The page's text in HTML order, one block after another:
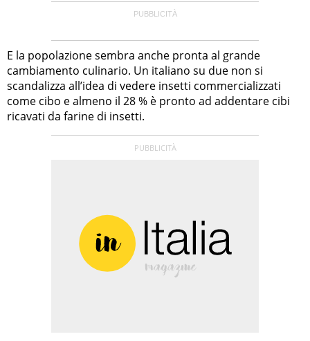
E la popolazione sembra anche pronta al grande
cambiamento culinario. Un italiano su due non si
scandalizza all’idea di vedere insetti commercializzati
come cibo e almeno il 28 % è pronto ad addentare cibi
ricavati da farine di insetti.